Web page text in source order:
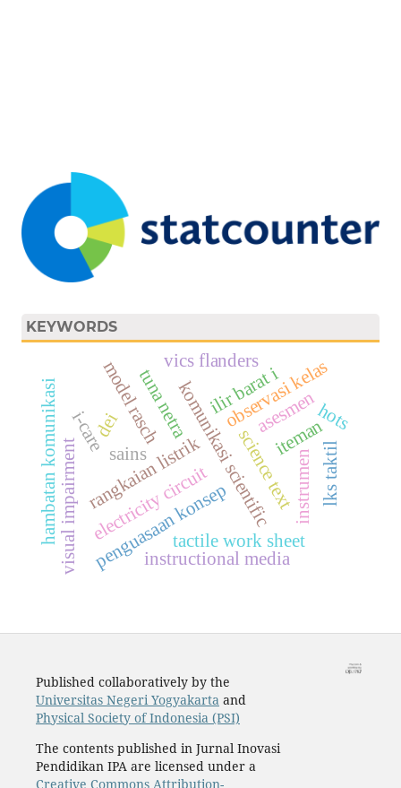
KEYWORDS
dei komunikasi scientific
rangkaian listrik
tuna netra
penguasaan konseptactile work sheet
instructional media
electricity circuit
visual impairment
observasi kelas
vics flanders
science text
hambatan komunikasi instrumen
iteman
model rasch ilir barat i
sains lks taktil
asesmenhots
i-care
Published collaboratively by the
Universitas Negeri Yogyakartaand
Physical Society of Indonesia (PSI)
The contents published in Jurnal Inovasi
Pendidikan IPA are licensed under a
Creative Commons Attribution-